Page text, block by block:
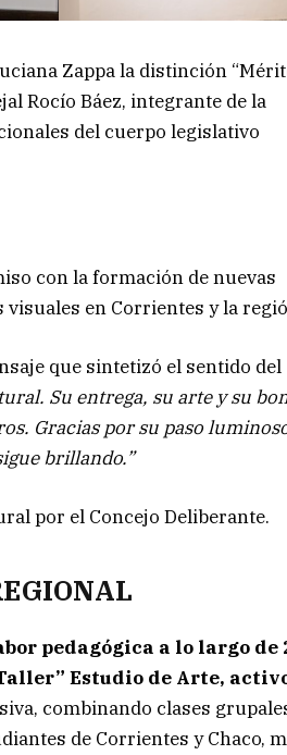
Zappa la distinción
Rocío Báez, integrante de la
del cuerpo legislativo
con la formación de nuevas
en Corrientes y la
que sintetizó el sentido del
Su entrega, su arte y su
Gracias por su paso
brillando.”
por el Concejo Deliberante.
pedagógica a lo largo de
Estudio de Arte,
combinando clases
de Corrientes y Chaco,